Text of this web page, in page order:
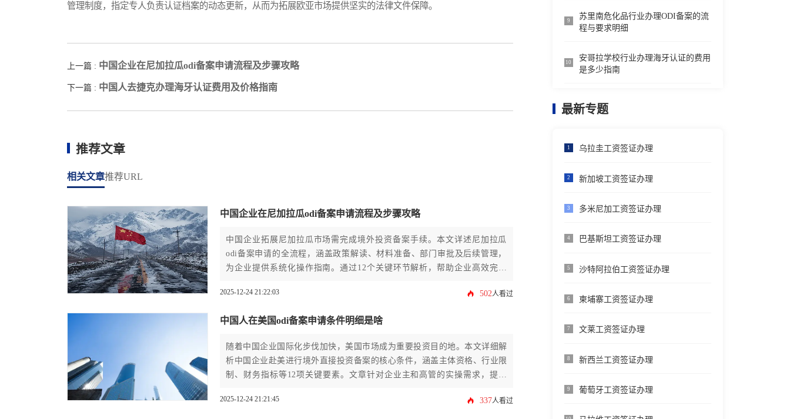
管理制度，指定专人负责认证档案的动态更新，从而为拓展欧亚市场提供坚实的法律文件保障。
上一篇 : 中国企业在尼加拉瓜odi备案申请流程及步骤攻略
下一篇 : 中国人去捷克办理海牙认证费用及价格指南
推荐文章
相关文章推荐URL
中国企业在尼加拉瓜odi备案申请流程及步骤攻略
中国企业拓展尼加拉瓜市场需完成境外投资备案手续。本文详述尼加拉瓜
odi备案申请的全流程，涵盖政策解读、材料准备、部门审批及后续管理，
为企业提供系统化操作指南。通过12个关键环节解析，帮助企业高效完成
2025-12-24 21:22:03 502人看过
中国人在美国odi备案申请条件明细是啥
随着中国企业国际化步伐加快，美国市场成为重要投资目的地。本文详细解
析中国企业赴美进行境外直接投资备案的核心条件，涵盖主体资格、行业限
制、财务指标等12项关键要素。文章针对企业主和高管的实操需求，提供
odi备案申请要点，能为企业跨境经营奠定坚实基础。
2025-12-24 21:21:45 337人看过
9
苏里南危化品行业办理ODI备案的流
程与要求明细
10
安哥拉学校行业办理海牙认证的费用
是多少指南
最新专题
1 乌拉圭工资签证办理
2 新加坡工资签证办理
3 多米尼加工资签证办理
4 巴基斯坦工资签证办理
5 沙特阿拉伯工资签证办理
6 柬埔寨工资签证办理
7 文莱工资签证办理
8 新西兰工资签证办理
9 葡萄牙工资签证办理